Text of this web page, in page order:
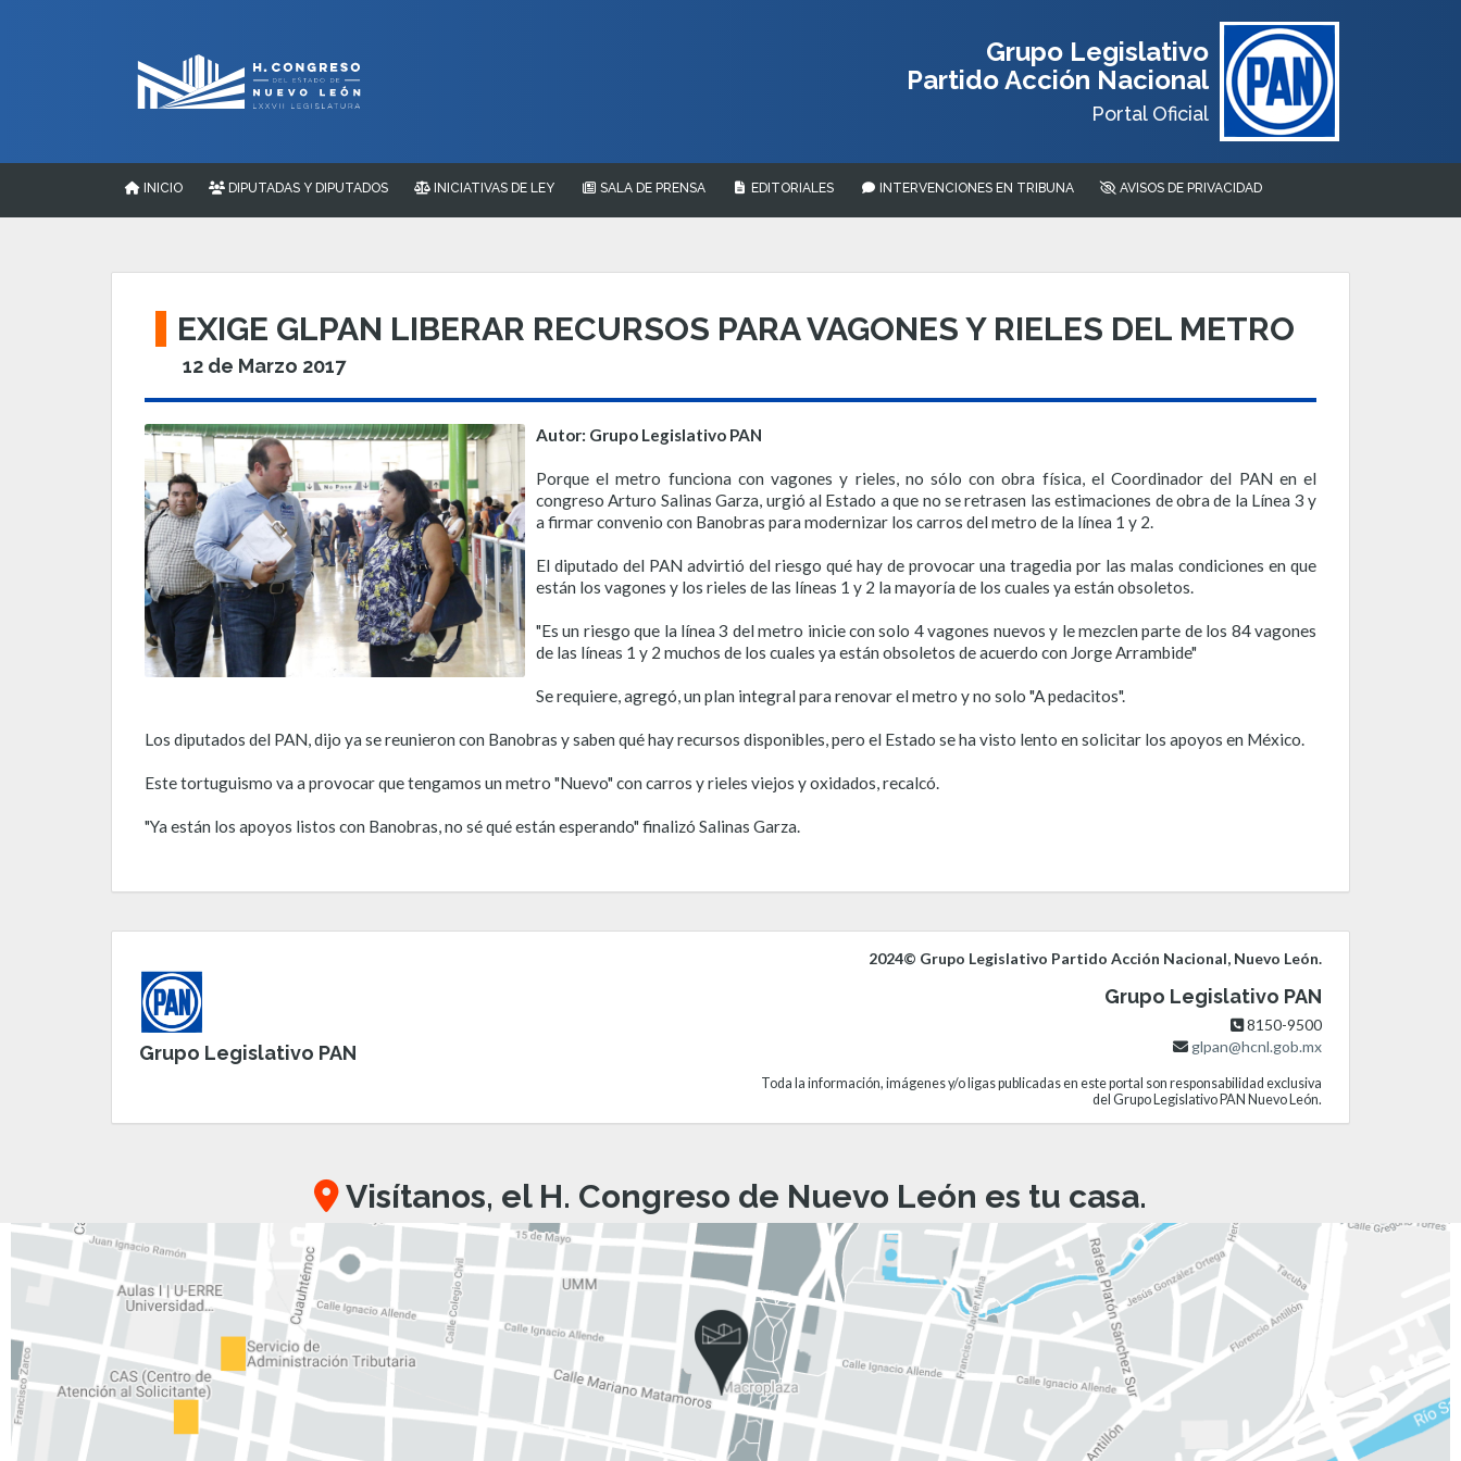
Grupo Legislativo
Partido Acción Nacional
Portal Oficial
INICIO DIPUTADAS Y DIPUTADOS INICIATIVAS DE LEY SALA DE PRENSA EDITORIALES INTERVENCIONES EN TRIBUNA AVISOS DE PRIVACIDAD
EXIGE GLPAN LIBERAR RECURSOS PARA VAGONES Y RIELES DEL METRO
12 de Marzo 2017
Autor: Grupo Legislativo PAN
Porque el metro funciona con vagones y rieles, no sólo con obra física, el Coordinador del PAN en el
congreso Arturo Salinas Garza, urgió al Estado a que no se retrasen las estimaciones de obra de la Línea 3 y
a firmar convenio con Banobras para modernizar los carros del metro de la línea 1 y 2.
El diputado del PAN advirtió del riesgo qué hay de provocar una tragedia por las malas condiciones en que
están los vagones y los rieles de las líneas 1 y 2 la mayoría de los cuales ya están obsoletos.
"Es un riesgo que la línea 3 del metro inicie con solo 4 vagones nuevos y le mezclen parte de los 84 vagones
de las líneas 1 y 2 muchos de los cuales ya están obsoletos de acuerdo con Jorge Arrambide"
Se requiere, agregó, un plan integral para renovar el metro y no solo "A pedacitos".
Los diputados del PAN, dijo ya se reunieron con Banobras y saben qué hay recursos disponibles, pero el Estado se ha visto lento en solicitar los apoyos en México.
Este tortuguismo va a provocar que tengamos un metro "Nuevo" con carros y rieles viejos y oxidados, recalcó.
"Ya están los apoyos listos con Banobras, no sé qué están esperando" finalizó Salinas Garza.
Grupo Legislativo PAN
2024© Grupo Legislativo Partido Acción Nacional, Nuevo León.
Grupo Legislativo PAN
8150-9500
glpan@hcnl.gob.mx
Toda la información, imágenes y/o ligas publicadas en este portal son responsabilidad exclusiva
del Grupo Legislativo PAN Nuevo León.
Visítanos, el H. Congreso de Nuevo León es tu casa.